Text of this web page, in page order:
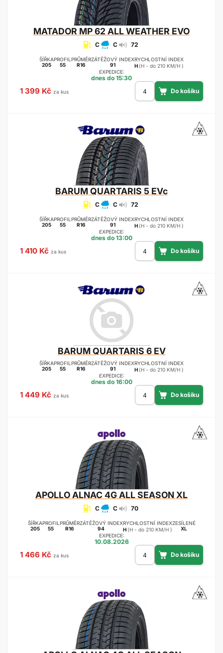
MATADOR MP 62 ALL WEATHER EVO
C C 72
ŠÍŘKA
205
PROFIL
55
PRŮMĚR
R16
ZÁTĚŽOVÝ INDEX
91
RYCHLOSTNÍ INDEX
H (H - do 210 KM/H )
EXPEDICE:
dnes do 15:30
1 399 Kč za kus
BARUMQUARTARIS 5 EVc
C C 72
ŠÍŘKA
205
PROFIL
55
PRŮMĚR
R16
ZÁTĚŽOVÝ INDEX
91
RYCHLOSTNÍ INDEX
H (H - do 210 KM/H )
EXPEDICE:
dnes do 13:00
1 410 Kč za kus
BARUMQUARTARIS 6 EV
ŠÍŘKA
205
PROFIL
55
PRŮMĚR
R16
ZÁTĚŽOVÝ INDEX
91
RYCHLOSTNÍ INDEX
H (H - do 210 KM/H )
EXPEDICE:
dnes do 16:00
1 449 Kč za kus
APOLLOALNAC 4G ALL SEASON XL
C C 70
ŠÍŘKA
205
PROFIL
55
PRŮMĚR
R16
ZÁTĚŽOVÝ INDEX
94
RYCHLOSTNÍ INDEX
H (H - do 210 KM/H )
ZESÍLENÉ
XL
EXPEDICE:
10.08.2026
1 466 Kč za kus